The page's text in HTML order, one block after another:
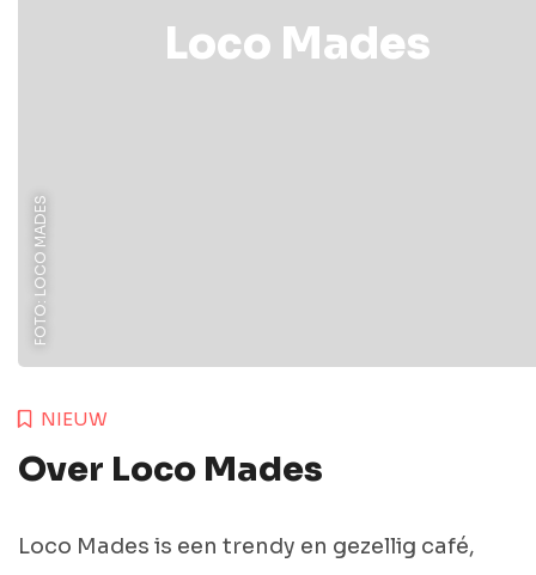
Loco Mades
FOTO: LOCO MADES
NIEUW
Over Loco Mades
Loco Mades is een trendy en gezellig café,